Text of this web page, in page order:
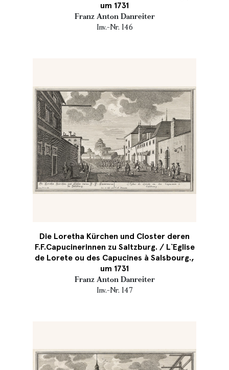
um 1731
Franz Anton Danreiter
Inv.-Nr. 146
Die Loretha Kürchen und Closter deren
F.F.Capucinerinnen zu Saltzburg. / L`Eglise
de Lorete ou des Capucines à Salsbourg.,
um 1731
Franz Anton Danreiter
Inv.-Nr. 147